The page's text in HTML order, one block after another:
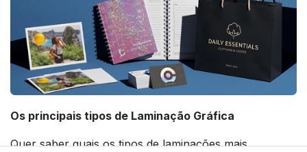
Os principais tipos de Laminação Gráfica
Quer saber quais os tipos de laminações mais